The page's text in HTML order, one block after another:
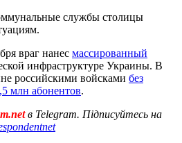
службы столицы
враг нанес массированный
инфраструктуре Украины. В
российскими войсками без
млн абонентов.
в Telegram. Підписуйтесь на